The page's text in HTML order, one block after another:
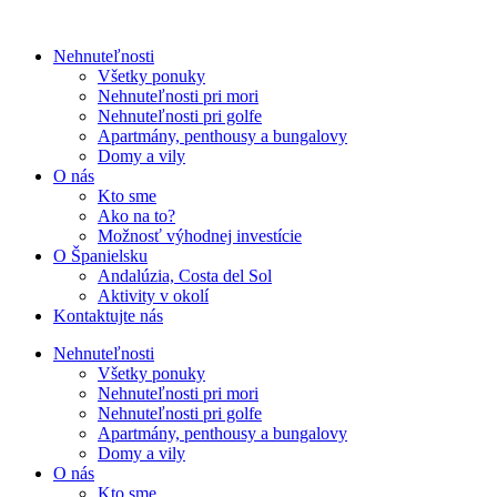
Nehnuteľnosti
Všetky ponuky
Nehnuteľnosti pri mori
Nehnuteľnosti pri golfe
Apartmány, penthousy a bungalovy
Domy a vily
O nás
Kto sme
Ako na to?
Možnosť výhodnej investície
O Španielsku
Andalúzia, Costa del Sol
Aktivity v okolí
Kontaktujte nás
Nehnuteľnosti
Všetky ponuky
Nehnuteľnosti pri mori
Nehnuteľnosti pri golfe
Apartmány, penthousy a bungalovy
Domy a vily
O nás
Kto sme